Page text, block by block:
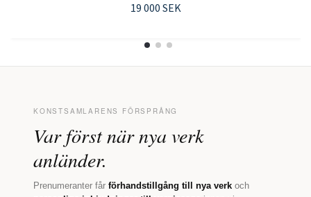
19 000 SEK
KONSTSAMLARENS FÖRSPRÅNG
Var först när nya verk
anländer.
Prenumeranter får förhandstillgång till nya verk och